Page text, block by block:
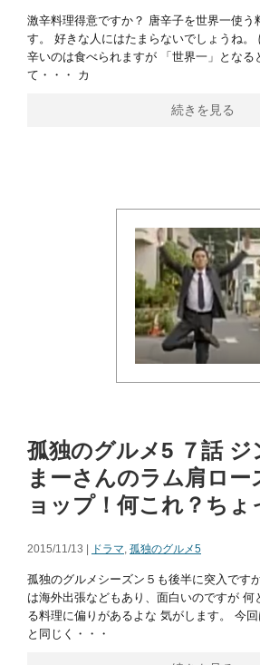
激辛料理得意ですか？ 唐辛子を世界一使う
す。 好きな人にはたまらないでしょうね。
辛いのは食べられますが 「世界一」となる
て・・・ カ
続きを見る
孤独のグルメ5 ７話
まーさんのラム肩ロー
ョップ！何これ？ちょ
2015/11/13 | ドラマ, 孤独のグルメ5
孤独のグルメシーズン５も後半に突入です
は海外出張などもあり、面白いのですが 何
る料理に偏りがあるよな 気がします。 今
と同じく・・・